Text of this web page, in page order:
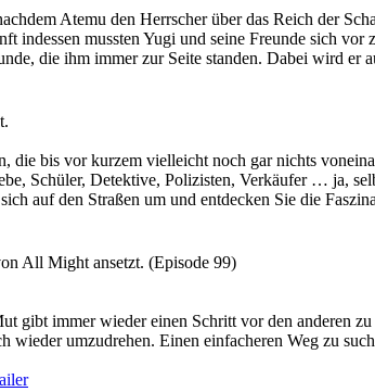
Atemu den Herrscher über das Reich der
indessen mussten Yugi und seine Freunde sich
die ihm immer zur Seite standen. Dabei wird er
oder willst du dich lieber seinen Feinden
bis vor kurzem vielleicht noch gar nichts
Schüler, Detektive, Polizisten, Verkäufer … ja,
auf den Straßen um und entdecken Sie die
lange genug in den Abgrund sehen, blickt er
ein und hilf uns, ihre Geheimnisse zu ergründen.
All Might ansetzt. (Episode 99)
gibt immer wieder einen Schritt vor den anderen
wieder umzudrehen. Einen einfacheren Weg zu
jeden Tag beweist, in allen Menschen steckt ein